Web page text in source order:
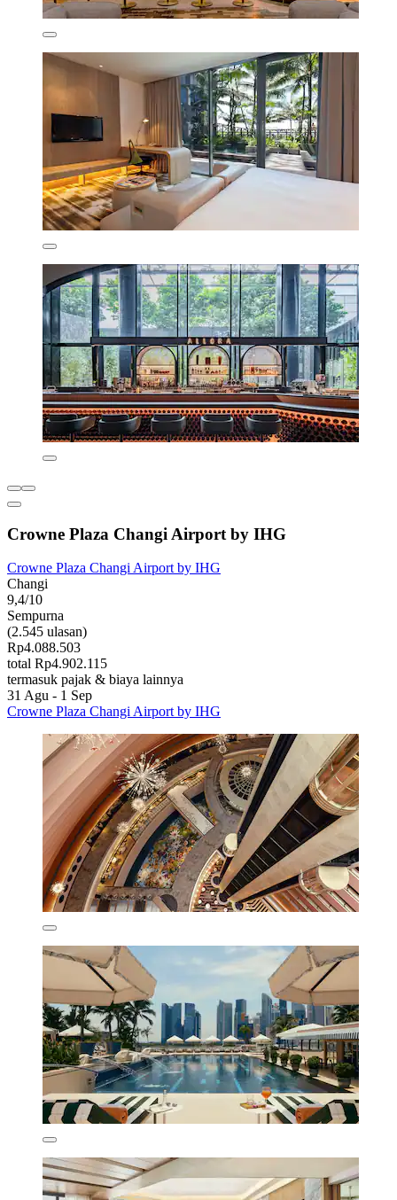
Crowne Plaza Changi Airport by IHG
Crowne Plaza Changi Airport by IHG
Changi
9,4/10
Sempurna
(2.545 ulasan)
Rp4.088.503
total Rp4.902.115
termasuk pajak & biaya lainnya
31 Agu - 1 Sep
Crowne Plaza Changi Airport by IHG